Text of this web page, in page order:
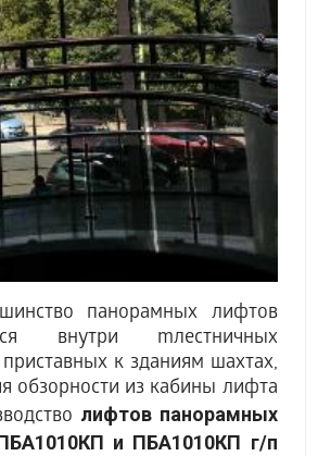
панорамных лифтов
внутри mлестничных
к зданиям шахтах,
обзорности из кабины лифта
лифтов панорамных
и ПБА1010КП г/п